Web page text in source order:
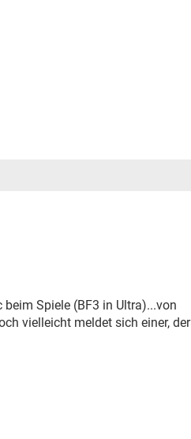
Spiele (BF3 in Ultra)...von
vielleicht meldet sich einer, der